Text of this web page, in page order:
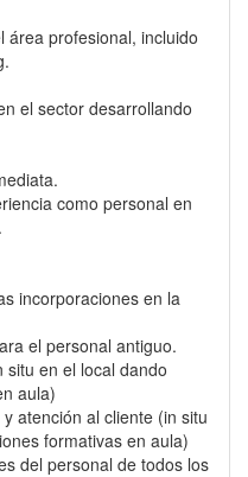
área profesional, incluido
el sector desarrollando
como personal en
incorporaciones en la
el personal antiguo.
en el local dando
aula)
atención al cliente (in situ
formativas en aula)
del personal de todos los